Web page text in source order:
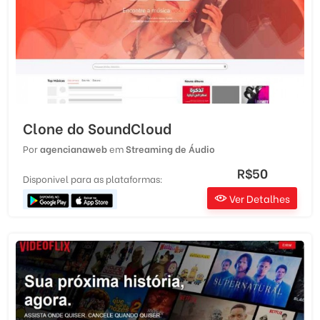
Clone do SoundCloud
PoragencianawebemStreaming de Áudio
Disponivel para as plataformas: R$50
Ver Detalhes